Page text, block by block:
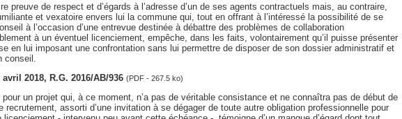
preuve de respect et d’égards à l’adresse d’un de ses agents contractuels mais, au contraire,
et vexatoire envers lui la commune qui, tout en offrant à l’intéressé la possibilité de se
à l’occasion d’une entrevue destinée à débattre des problèmes de collaboration
à un éventuel licenciement, empêche, dans les faits, volontairement qu’il puisse présenter
en lui imposant une confrontation sans lui permettre de disposer de son dossier administratif et
2018, R.G. 2016/AB/936 (PDF - 267.5 ko)
un projet qui, à ce moment, n’a pas de véritable consistance et ne connaîtra pas de début de
recrutement, assorti d’une invitation à se dégager de toute autre obligation professionnelle pour